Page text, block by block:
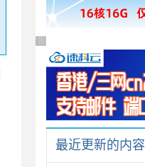
广告 商业广告，理性选择
最近更新的内容